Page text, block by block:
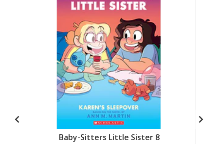
Baby-Sitters Little Sister 8